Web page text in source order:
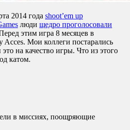
2014 года shoot’em up
люди щедро проголосовали
этим игра 8 месяцев в
Acces. Мои коллеги постарались
на качество игры. Что из этого
катом.
в миссиях, поощряющие